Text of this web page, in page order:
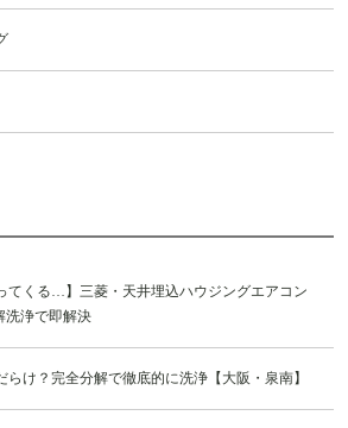
てくる…】三菱・天井埋込ハウジングエアコン
浄で即解決
らけ？完全分解で徹底的に洗浄【大阪・泉南】